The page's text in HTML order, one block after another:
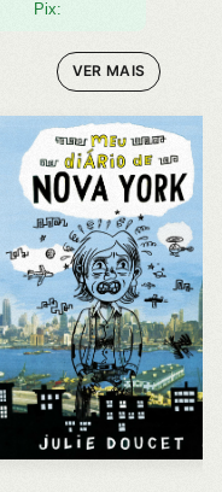
Pix:
VER MAIS